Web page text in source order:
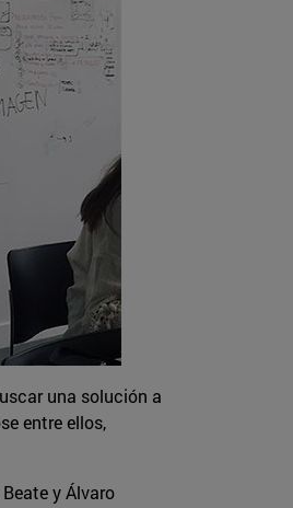
una solución a
entre ellos,
y Álvaro